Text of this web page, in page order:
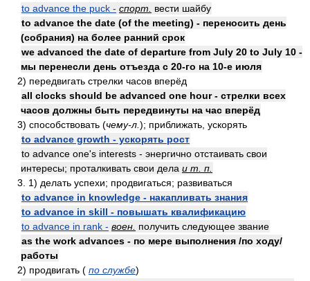
to advance the puck - спорт.
вести шайбу
to advance the date (of the meeting) - переносить день
(собрания) на более ранний срок
we advanced the date of departure from July 20 to July 10 -
мы перенесли день отъезда с 20-го на 10-е июля
2) передвигать стрелки часов вперёд
all clocks should be advanced one hour - стрелки всех
часов должны быть передвинуты на час вперёд
3) способствовать (чему-л. ); приближать, ускорять
to advance growth - ускорять рост
to advance one's interests - энергично отстаивать свои
интересы; проталкивать свои дела и т. п.
3. 1) делать успехи; продвигаться; развиваться
to advance in knowledge - накапливать знания
to advance in skill - повышать квалификацию
to advance in rank - воен. получить следующее звание
as the work advances - по мере выполнения /по ходу/
работы
2) продвигать ( по службе)